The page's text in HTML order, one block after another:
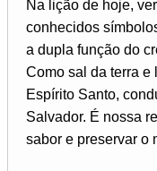
Na lição de hoje,
conhecidos
a dupla função do
Como sal da terra e
Espírito Santo,
Salvador. É nossa
sabor e preservar o